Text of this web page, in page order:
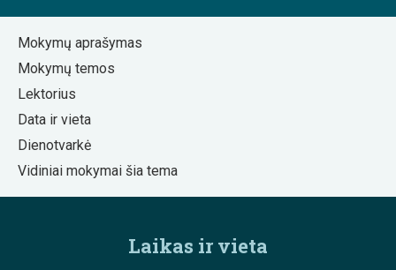
Mokymų aprašymas
Mokymų temos
Lektorius
Data ir vieta
Dienotvarkė
Vidiniai mokymai šia tema
Laikas ir vieta